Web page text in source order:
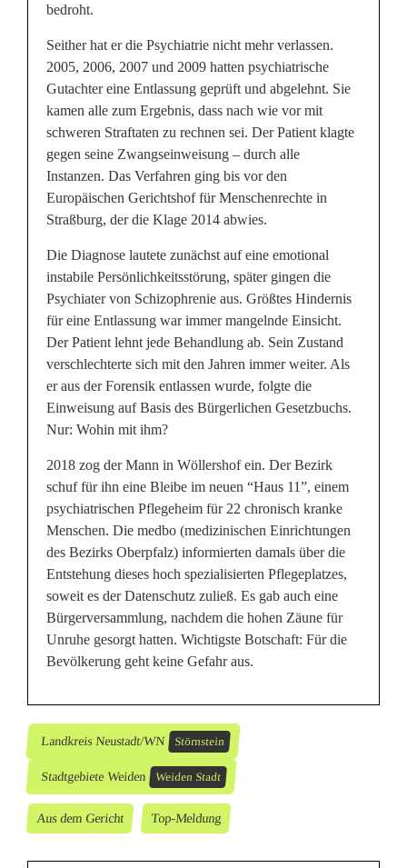
bedroht.
Seither hat er die Psychiatrie nicht mehr verlassen.
2005, 2006, 2007 und 2009 hatten psychiatrische
Gutachter eine Entlassung geprüft und abgelehnt. Sie
kamen alle zum Ergebnis, dass nach wie vor mit
schweren Straftaten zu rechnen sei. Der Patient klagte
gegen seine Zwangseinweisung – durch alle
Instanzen. Das Verfahren ging bis vor den
Europäischen Gerichtshof für Menschenrechte in
Straßburg, der die Klage 2014 abwies.
Die Diagnose lautete zunächst auf eine emotional
instabile Persönlichkeitsstörung, später gingen die
Psychiater von Schizophrenie aus. Größtes Hindernis
für eine Entlassung war immer mangelnde Einsicht.
Der Patient lehnt jede Behandlung ab. Sein Zustand
verschlechterte sich mit den Jahren immer weiter. Als
er aus der Forensik entlassen wurde, folgte die
Einweisung auf Basis des Bürgerlichen Gesetzbuchs.
Nur: Wohin mit ihm?
2018 zog der Mann in Wöllershof ein. Der Bezirk
schuf für ihn eine Bleibe im neuen “Haus 11”, einem
psychiatrischen Pflegeheim für 22 chronisch kranke
Menschen. Die medbo (medizinischen Einrichtungen
des Bezirks Oberpfalz) informierten damals über die
Entstehung dieses hoch spezialisierten Pflegeplatzes,
soweit es der Datenschutz zuließ. Es gab auch eine
Bürgerversammlung, nachdem die hohen Zäune für
Unruhe gesorgt hatten. Wichtigste Botschaft: Für die
Bevölkerung geht keine Gefahr aus.
Landkreis Neustadt/WN Störnstein
Stadtgebiete Weiden Weiden Stadt
Aus dem Gericht Top-Meldung